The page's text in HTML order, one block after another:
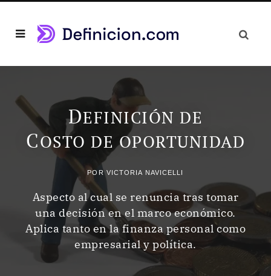
DEFINICIÓN DE
COSTO DE OPORTUNIDAD
POR VICTORIA NAVICELLI
Aspecto al cual se renuncia tras tomar
una decisión en el marco económico.
Aplica tanto en la finanza personal como
empresarial y política.